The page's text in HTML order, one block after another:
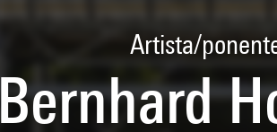
Artista/
Bernhard